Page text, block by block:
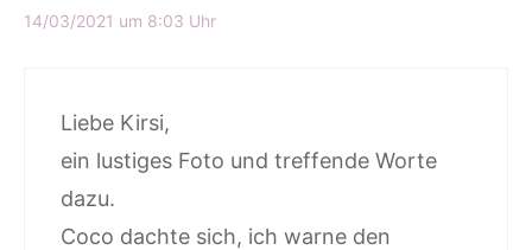
14/03/2021 um 8:03 Uhr
Liebe Kirsi,
ein lustiges Foto und treffende Worte
dazu.
Coco dachte sich, ich warne den